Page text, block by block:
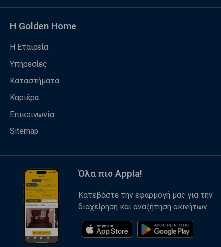
Η Golden Home
Η Εταιρεία
Υπηρεσίες
Καταστήματα
Καριέρα
Επικοινωνία
Sitemap
Όλα πιο Appla!
Κατεβάστε την εφαρμογή μας για την
διαχείρηση και αναζήτηση ακινήτων.